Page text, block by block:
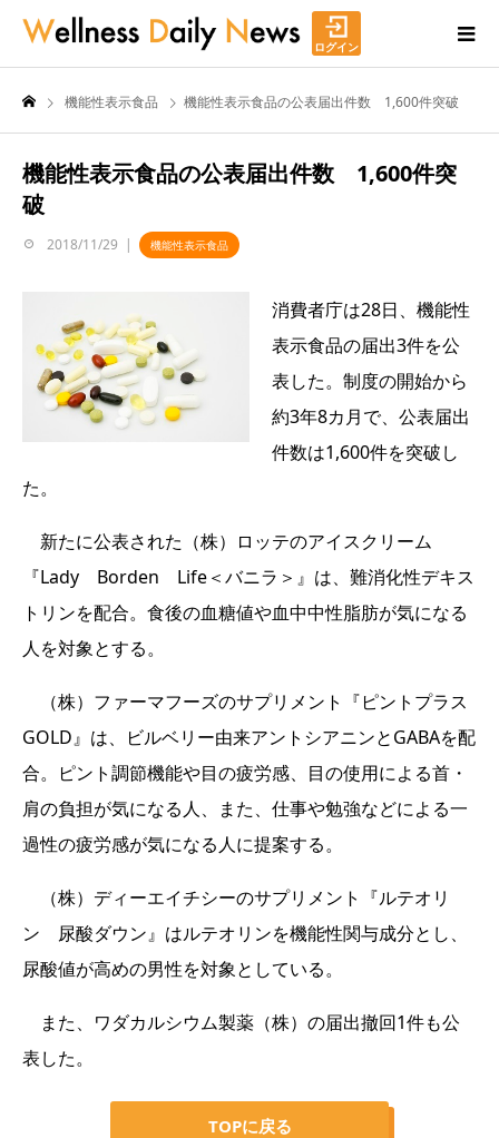
ログイン
機能性表示食品 機能性表示食品の公表届出件数 1,600件突破
機能性表示食品の公表届出件数 1,600件突
破
2018/11/29 機能性表示食品
消費者庁は28日、機能性
表示食品の届出3件を公
表した。制度の開始から
約3年8カ月で、公表届出
件数は1,600件を突破し
た。
新たに公表された（株）ロッテのアイスクリーム
『Lady Borden Life＜バニラ＞』は、難消化性デキス
トリンを配合。食後の血糖値や血中中性脂肪が気になる
人を対象とする。
（株）ファーマフーズのサプリメント『ピントプラス
GOLD』は、ビルベリー由来アントシアニンとGABAを配
合。ピント調節機能や目の疲労感、目の使用による首・
肩の負担が気になる人、また、仕事や勉強などによる一
過性の疲労感が気になる人に提案する。
（株）ディーエイチシーのサプリメント『ルテオリ
ン 尿酸ダウン』はルテオリンを機能性関与成分とし、
尿酸値が高めの男性を対象としている。
また、ワダカルシウム製薬（株）の届出撤回1件も公
表した。
TOPに戻る